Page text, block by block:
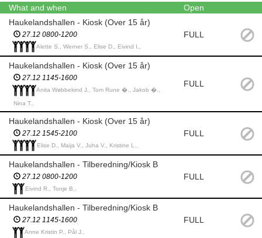
What and when
Open
Haukelandshallen - Kiosk (Over 15 år)
27.12 0800-1200
Alette S., Werner S., Elise D., Eivind I.,
FULL
Haukelandshallen - Kiosk (Over 15 år)
27.12 1145-1600
Anita Wøbbekind J., Tom Rune �., Jakob �.,
Nina T.,
FULL
Haukelandshallen - Kiosk (Over 15 år)
27.12 1545-2100
Elise D., Maija V., Juha V., Kristine L.,
FULL
Haukelandshallen - Tilberedning/Kiosk B
27.12 0800-1200
Eivind R., Tonje B.,
FULL
Haukelandshallen - Tilberedning/Kiosk B
27.12 1145-1600
Anne Kristin P., Pål J.,
FULL